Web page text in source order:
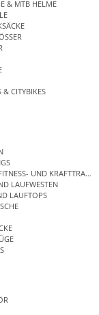
& MTB HELME
& CITYBIKES
UND
LAUFWESTEN
LAUFTOPS